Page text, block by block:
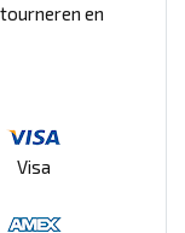
en
Visa